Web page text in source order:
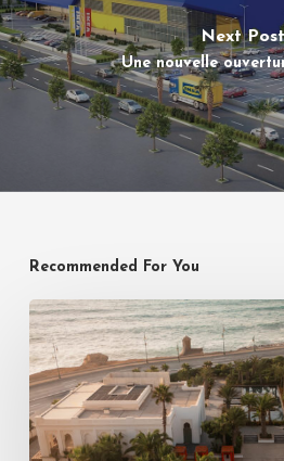
Next Post
Une nouvelle
Recommended For You